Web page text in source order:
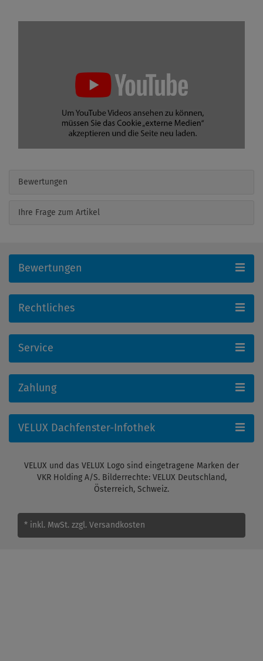
Bewertungen
Ihre Frage zum Artikel
Bewertungen
Rechtliches
Service
Zahlung
VELUX Dachfenster-Infothek
VELUX und das VELUX Logo sind eingetragene Marken der
VKR Holding A/S. Bilderrechte: VELUX Deutschland,
Österreich, Schweiz.
* inkl. MwSt. zzgl. Versandkosten